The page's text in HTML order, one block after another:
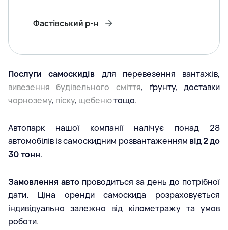
Послуги самоскидів для перевезення вантажів,
вивезення будівельного сміття, ґрунту, доставки
чорнозему, піску, щебенютощо.
Автопарк нашої компанії налічує понад 28
автомобілів із самоскидним розвантаженням від 2 до
30 тонн.
Замовлення авто проводиться за день до потрібної
дати. Ціна оренди самоскида розраховується
індивідуально залежно від кілометражу та умов
роботи.
Фастівський р-н